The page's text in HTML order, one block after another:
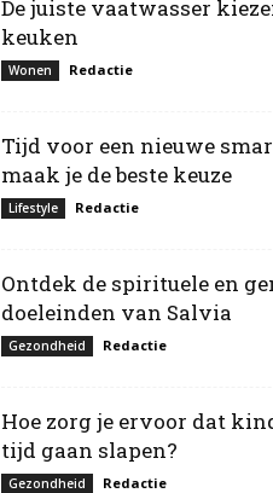
De juiste vaatwasser
keuken
Wonen Redactie
Tijd voor een nieuwe
maak je de beste keuze
Lifestyle Redactie
Ontdek de spirituele en
doeleinden van Salvia
Gezondheid Redactie
Hoe zorg je ervoor dat
tijd gaan slapen?
Gezondheid Redactie